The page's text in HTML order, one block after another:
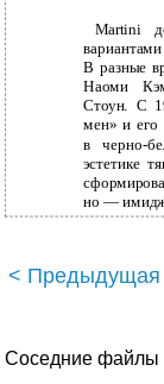
Martini
В разные
Наоми
Стоун. С
мен» и его
в черно-
эстетике
но — имидж
< Предыдущая
Соседние файлы